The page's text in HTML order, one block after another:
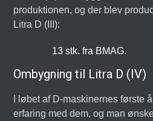
produktionen, og der blev
Litra D (III):
13 stk. fra BMAG.
Ombygning til Litra D (IV)
I løbet af D-maskinernes første
erfaring med dem, og man